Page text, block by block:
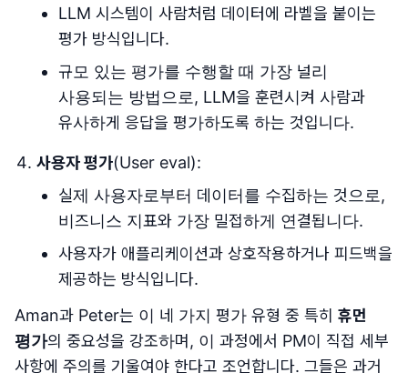
LLM 시스템이 사람처럼 데이터에 라벨을 붙이는
평가 방식입니다.
규모 있는 평가를 수행할 때 가장 널리
사용되는 방법으로, LLM을 훈련시켜 사람과
유사하게 응답을 평가하도록 하는 것입니다.
사용자 평가(User eval):
실제 사용자로부터 데이터를 수집하는 것으로,
비즈니스 지표와 가장 밀접하게 연결됩니다.
사용자가 애플리케이션과 상호작용하거나 피드백을
제공하는 방식입니다.
Aman과 Peter는 이 네 가지 평가 유형 중 특히 휴먼
평가의 중요성을 강조하며, 이 과정에서 PM이 직접 세부
사항에 주의를 기울여야 한다고 조언합니다. 그들은 과거